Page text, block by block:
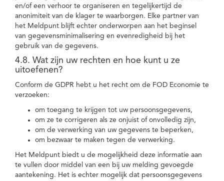
en/of een verhoor te organiseren en tegelijkertijd de
anonimiteit van de klager te waarborgen. Elke partner van
het Meldpunt blijft echter onderworpen aan het beginsel
van gegevensminimalisering en evenredigheid bij het
gebruik van de gegevens.
4.8. Wat zijn uw rechten en hoe kunt u ze
uitoefenen?
Conform de GDPR hebt u het recht om de FOD Economie te
verzoeken:
om toegang te krijgen tot uw persoonsgegevens,
om ze te corrigeren als ze onjuist of onvolledig zijn,
om de verwerking van uw gegevens te beperken,
om bezwaar te maken tegen de verwerking.
Het Meldpunt biedt u de mogelijkheid deze informatie aan
te vullen door middel van een bij uw melding gevoegde
aantekening. Het is echter mogelijk dat persoonsgegevens